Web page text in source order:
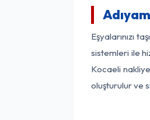
Eşyalarınızı
sistemleri ile
Kocaeli
oluşturulur ve